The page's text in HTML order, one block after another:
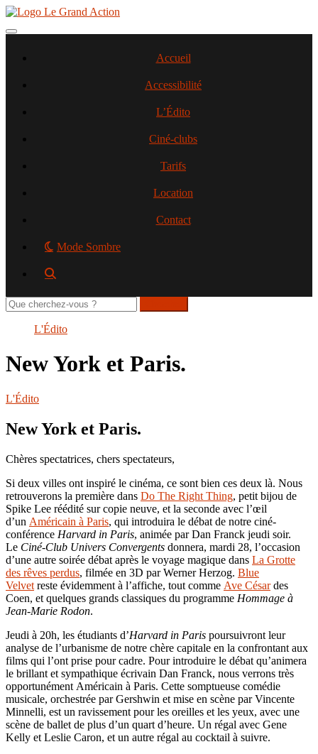
Aller
contenu
Toggle navigation
Accueil
Accessibilité
L’Édito
Ciné-clubs
Tarifs
Location
Contact
Mode Sombre
Rechercher
sur
L'Édito
New York et Paris.
L'Édito
New York et Paris.
Chères spectatrices, chers spectateurs,
Si deux villes ont inspiré le cinéma, ce sont bien ces deux là. Nous
retrouverons la première dans Do The Right Thing, petit bijou de
Spike Lee réédité sur copie neuve, et la seconde avec l’œil
d’un Américain à Paris, qui introduira le débat de notre ciné-
conférence Harvard in Paris, animée par Dan Franck jeudi soir.
Le Ciné-Club Univers Convergents donnera, mardi 28, l’occasion
d’une autre soirée débat après le voyage magique dans La Grotte
des rêves perdus, filmée en 3D par Werner Herzog. Blue
Velvet reste évidemment à l’affiche, tout comme Ave Césardes
Coen, et quelques grands classiques du programme Hommage à
Jean-Marie Rodon.
Jeudi à 20h, les étudiants d’Harvard in Paris poursuivront leur
analyse de l’urbanisme de notre chère capitale en la confrontant aux
films qui l’ont prise pour cadre. Pour introduire le débat qu’animera
le brillant et sympathique écrivain Dan Franck, nous verrons très
opportunément Américain à Paris. Cette somptueuse comédie
musicale, orchestrée par Gershwin et mise en scène par Vincente
Minnelli, est un ravissement pour les oreilles et les yeux, avec une
scène de ballet de plus d’un quart d’heure. Un régal avec Gene
Kelly et Leslie Caron, et un autre régal au cocktail à suivre.